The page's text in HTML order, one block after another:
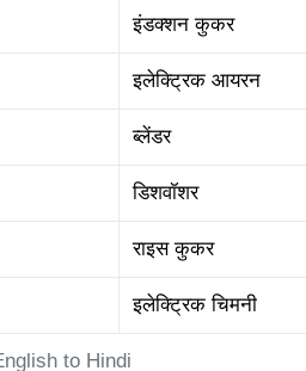
to Hindi
इंडक्शन कुकर
इलेक्ट्रिक आयरन
ब्लेंडर
डिशवॉशर
राइस कुकर
इलेक्ट्रिक चिमनी